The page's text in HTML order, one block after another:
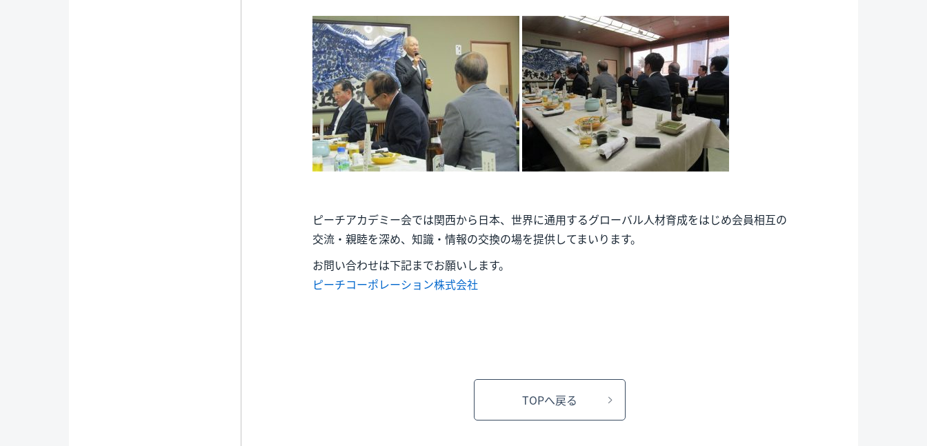
ピーチアカデミー会では関西から日本、世界に通用するグローバル人材育成をはじめ会員相互の
交流・親睦を深め、知識・情報の交換の場を提供してまいります。
お問い合わせは下記までお願いします。
ピーチコーポレーション株式会社
TOPへ戻る